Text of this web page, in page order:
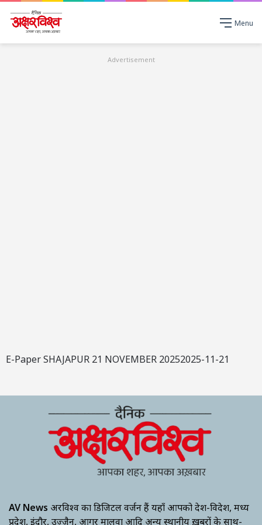
Menu
Advertisement
E-Paper SHAJAPUR 21 NOVEMBER 20252025-11-21
AV News अक्षरविश्व का डिजिटल वर्जन हैं यहाँ आपको देश-विदेश, मध्य
प्रदेश, इंदौर, उज्जैन, आगर मालवा आदि अन्य स्थानीय ख़बरों के साथ-